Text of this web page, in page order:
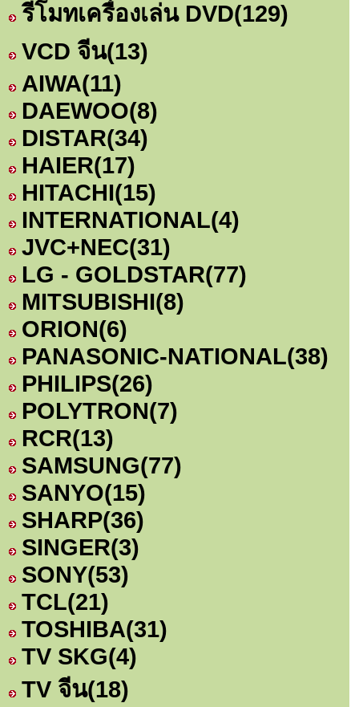
รีโมทเครื่องเล่น DVD(129)
VCD จีน(13)
AIWA(11)
DAEWOO(8)
DISTAR(34)
HAIER(17)
HITACHI(15)
INTERNATIONAL(4)
JVC+NEC(31)
LG - GOLDSTAR(77)
MITSUBISHI(8)
ORION(6)
PANASONIC-NATIONAL(38)
PHILIPS(26)
POLYTRON(7)
RCR(13)
SAMSUNG(77)
SANYO(15)
SHARP(36)
SINGER(3)
SONY(53)
TCL(21)
TOSHIBA(31)
TV SKG(4)
TV จีน(18)